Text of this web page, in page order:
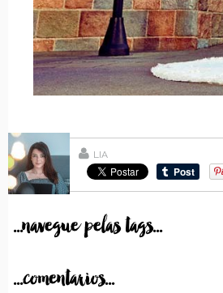
LIA
...navegue pelas tags...
...comentarios...